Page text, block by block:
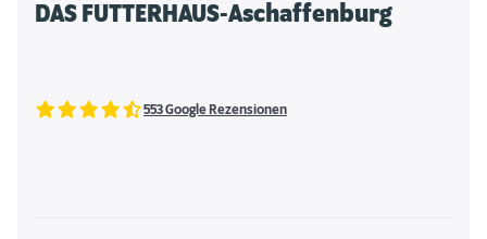
DAS FUTTERHAUS-Aschaffenburg
553 Google Rezensionen